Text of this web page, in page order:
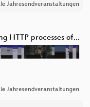
Jahresendveranstaltungen
HTTP processes of…
Jahresendveranstaltungen